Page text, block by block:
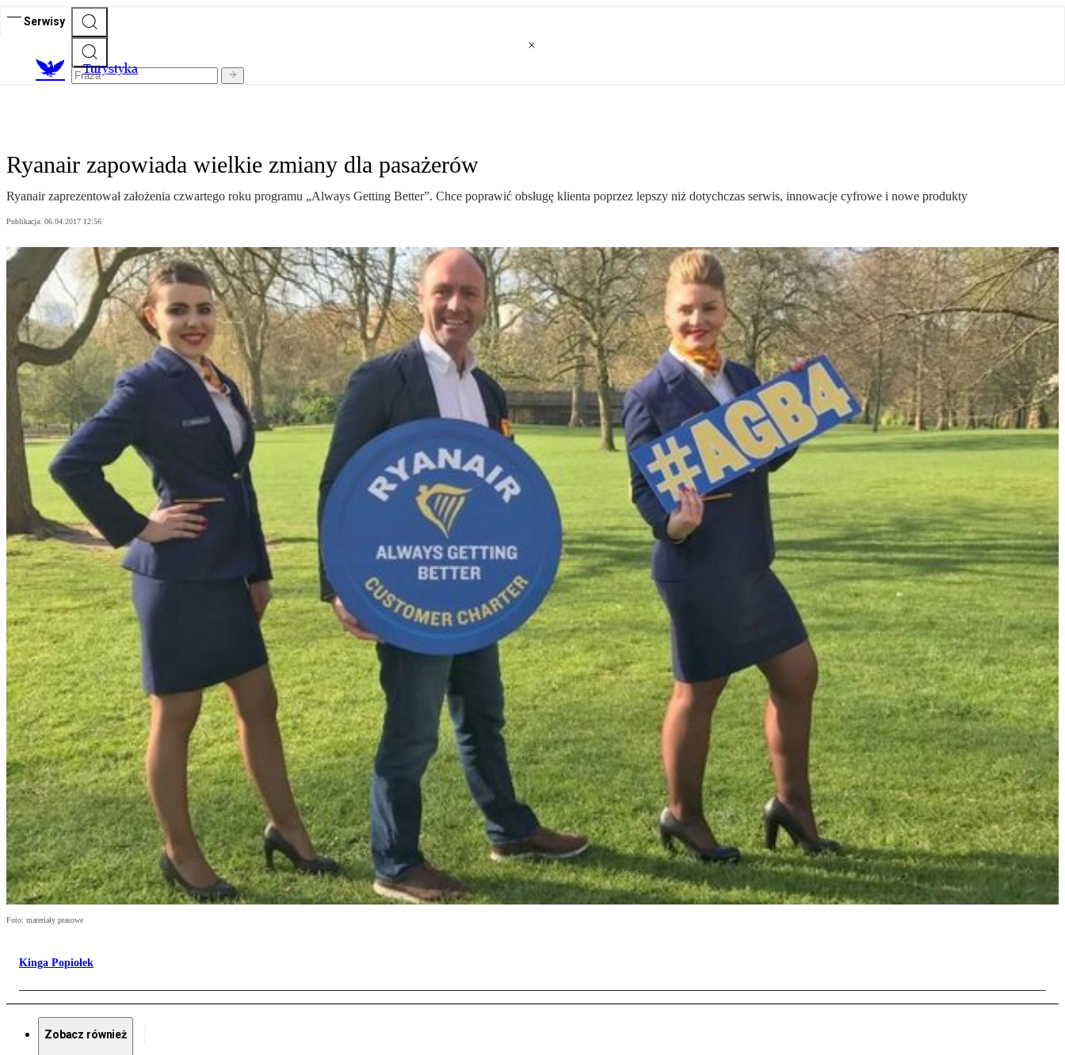
Serwisy
Turystyka
Ryanair zapowiada wielkie zmiany dla pasażerów
Ryanair zaprezentował założenia czwartego roku programu „Always Getting Better”. Chce poprawić obsługę klienta poprzez lepszy niż dotychczas serwis, innowacje cyfrowe i nowe produkty
Publikacja: 06.04.2017 12:56
Foto: materiały prasowe
Kinga Popiołek
Zobacz również